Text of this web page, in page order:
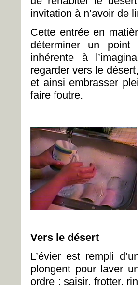
invitation à n’avoir de
Cette entrée en
déterminer un
inhérente à
regarder vers le
et ainsi embrasser
faire foutre.
Vers le désert
L’évier est rempli
plongent pour laver
ordre : saisir, frotter,